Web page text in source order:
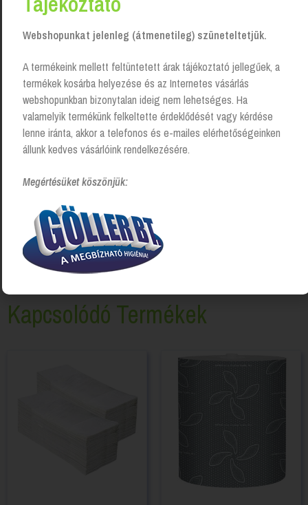
Kapcsolódó Termékek
Webshopunkat jelenleg (átmenetileg) szüneteltetjük.
A termékeink mellett feltüntetett árak tájékoztató jellegűek, a
termékek kosárba helyezése és az Internetes vásárlás
webshopunkban bizonytalan ideig nem lehetséges. Ha
valamelyik termékünk felkeltette érdeklődését vagy kérdése
lenne iránta, akkor a telefonos és e-mailes elérhetőségeinken
állunk kedves vásárlóink rendelkezésére.
Megértésüket köszönjük: